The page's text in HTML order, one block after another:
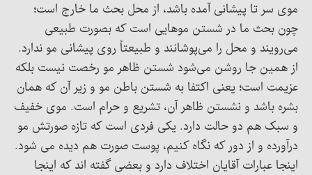
موی سر تا پیشانی آمده باشد، از محل بحث ما خارج است؛
چون بحث ما در شستن موهایی است که بصورت طبیعی
می‌رویند و محل را می‌پوشانند و طبیعتاً روی پیشانی مو ندارد.
از همین جا روشن می‌شود شستن ظاهر مو رخصت نیست بلکه
عزیمت است؛ یعنی اکتفا به شستن باطن مو و زیر آن که همان
بشره باشد و نشستن ظاهر آن، تشریع و حرام است. موی خفیف
و سبک هم دو حالت دارد. یکی فردی است که تازه صورتش مو
درآورده و از دور که نگاه کنیم، پوست صورت هم دیده می شود.
اینجا عبارات آقایان اختلاف دارد و بعضی گفته اند که اینجا